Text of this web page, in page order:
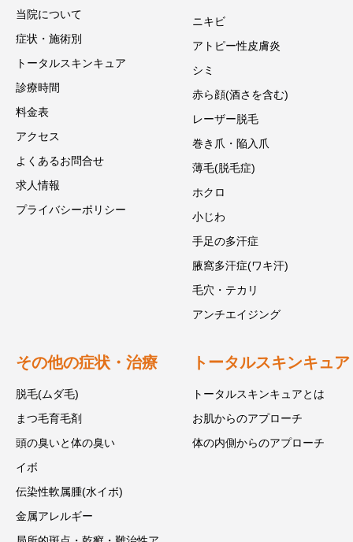
当院について
症状・施術別
トータルスキンキュア
診療時間
料金表
アクセス
よくあるお問合せ
求人情報
プライバシーポリシー
ニキビ
アトピー性皮膚炎
シミ
赤ら顔(酒さを含む)
レーザー脱毛
巻き爪・陥入爪
薄毛(脱毛症)
ホクロ
小じわ
手足の多汗症
腋窩多汗症(ワキ汗)
毛穴・テカリ
アンチエイジング
その他の症状・治療
脱毛(ムダ毛)
まつ毛育毛剤
頭の臭いと体の臭い
イボ
伝染性軟属腫(水イボ)
金属アレルギー
トータルスキンキュア
トータルスキンキュアとは
お肌からのアプローチ
体の内側からのアプローチ